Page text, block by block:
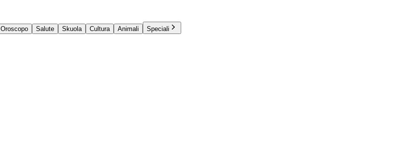
Oroscopo Salute Skuola Cultura Animali
Speciali